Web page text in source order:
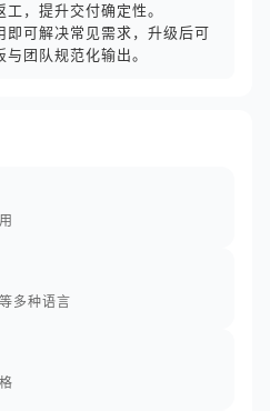
，提升交付确定性。
即可解决常见需求，升级后可
团队规范化输出。
多种语言